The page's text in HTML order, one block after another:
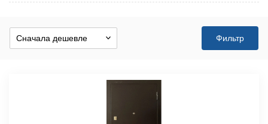
Фильтр
Хит продаж